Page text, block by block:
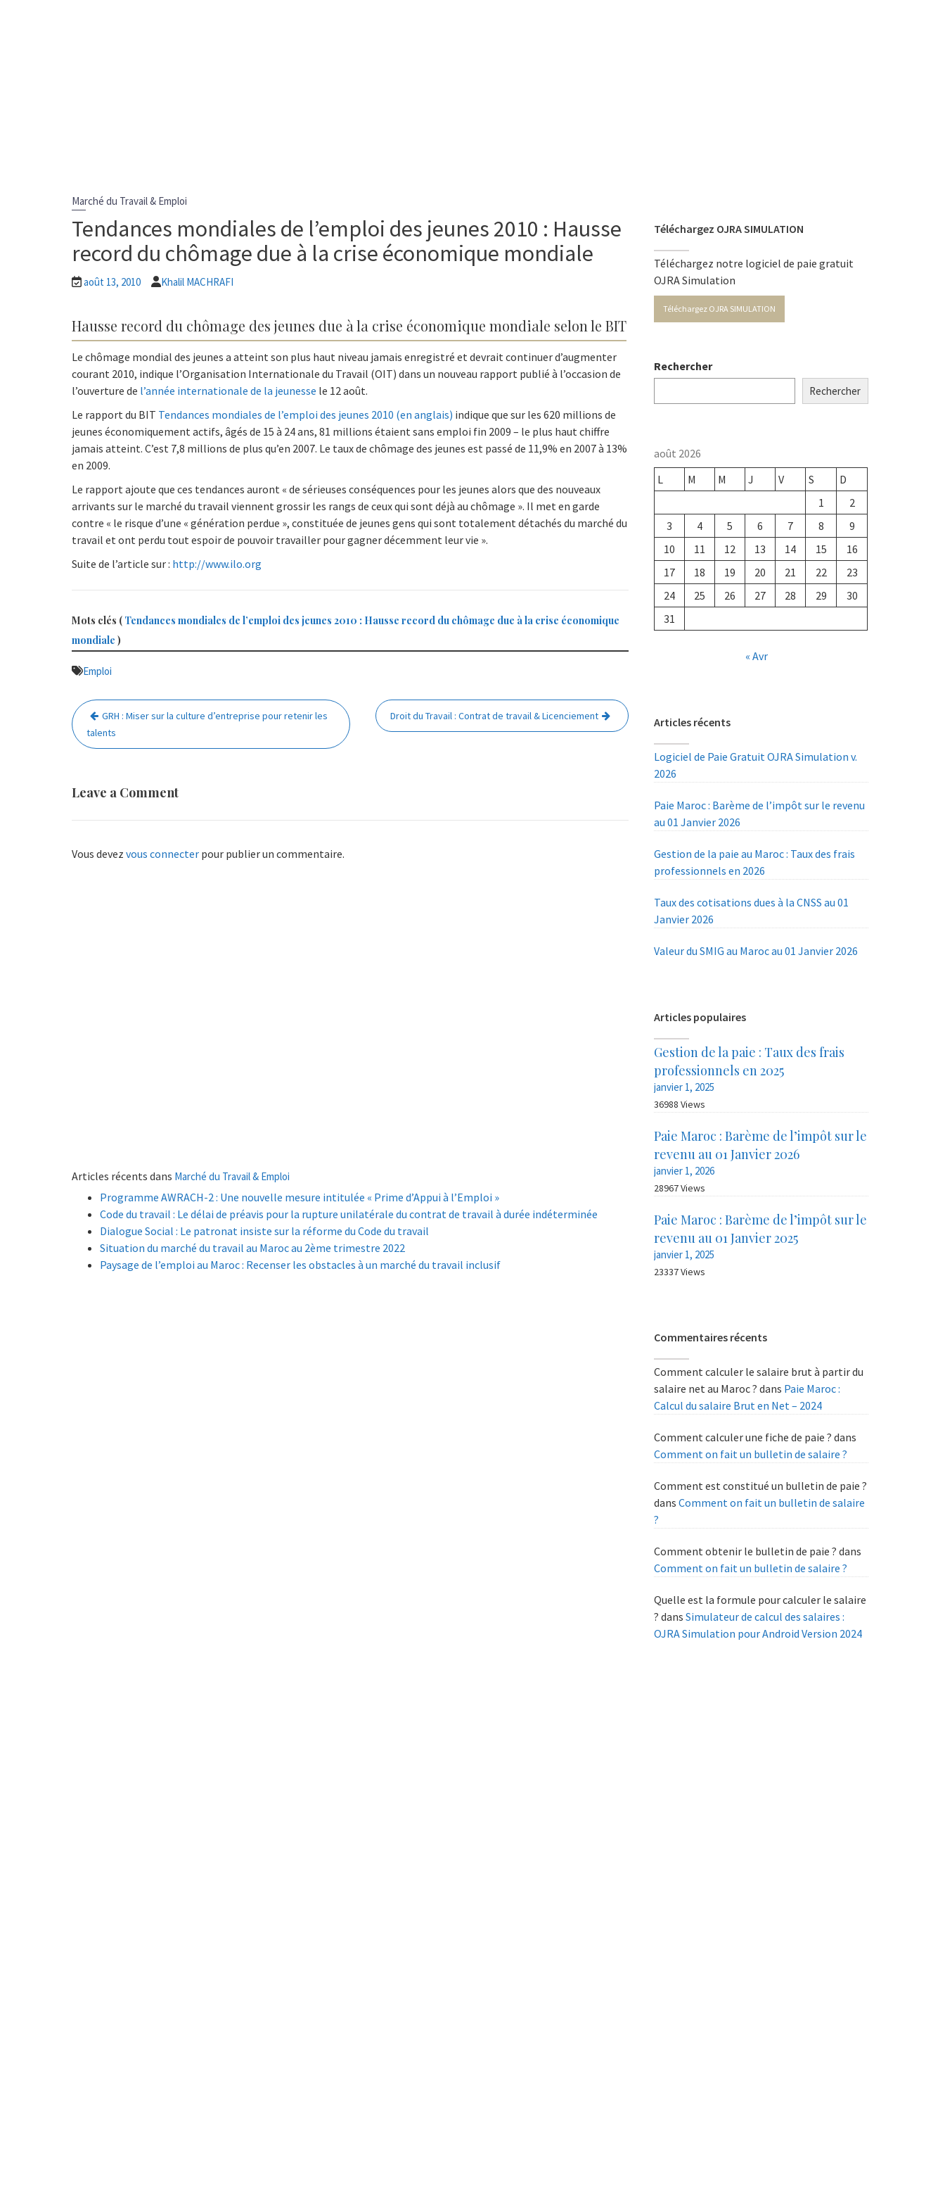
Marché du Travail & Emploi
Tendances mondiales de l’emploi des jeunes 2010 : Hausse
record du chômage due à la crise économique mondiale
août 13, 2010 Khalil MACHRAFI
Hausse record du chômage des jeunes due à la crise économique mondiale selon le BIT
Le chômage mondial des jeunes a atteint son plus haut niveau jamais enregistré et devrait continuer d’augmenter
courant 2010, indique l’Organisation Internationale du Travail (OIT) dans un nouveau rapport publié à l’occasion de
l’ouverture de l’année internationale de la jeunesse le 12 août.
Le rapport du BIT Tendances mondiales de l’emploi des jeunes 2010 (en anglais) indique que sur les 620 millions de
jeunes économiquement actifs, âgés de 15 à 24 ans, 81 millions étaient sans emploi fin 2009 – le plus haut chiffre
jamais atteint. C’est 7,8 millions de plus qu’en 2007. Le taux de chômage des jeunes est passé de 11,9% en 2007 à 13%
en 2009.
Le rapport ajoute que ces tendances auront « de sérieuses conséquences pour les jeunes alors que des nouveaux
arrivants sur le marché du travail viennent grossir les rangs de ceux qui sont déjà au chômage ». Il met en garde
contre « le risque d’une « génération perdue », constituée de jeunes gens qui sont totalement détachés du marché du
travail et ont perdu tout espoir de pouvoir travailler pour gagner décemment leur vie ».
Suite de l’article sur : http://www.ilo.org
Mots clés ( Tendances mondiales de l’emploi des jeunes 2010 : Hausse record du chômage due à la crise économique
mondiale )
Emploi
Navigation
de
l’article
GRH : Miser sur la culture d’entreprise pour retenir les
talents
Droit du Travail : Contrat de travail & Licenciement
Leave a Comment
Vous devez vous connecter pour publier un commentaire.
Articles récents dans Marché du Travail & Emploi
Programme AWRACH-2 : Une nouvelle mesure intitulée « Prime d’Appui à l’Emploi »
Code du travail : Le délai de préavis pour la rupture unilatérale du contrat de travail à durée indéterminée
Dialogue Social : Le patronat insiste sur la réforme du Code du travail
Situation du marché du travail au Maroc au 2ème trimestre 2022
Paysage de l’emploi au Maroc : Recenser les obstacles à un marché du travail inclusif
Téléchargez OJRA SIMULATION
Téléchargez notre logiciel de paie gratuit
OJRA Simulation
Téléchargez OJRA SIMULATION
Rechercher
Rechercher
août 2026
L
M M J V S
D
1
2
3
4 5 6 7 8
9
10
11 12 13 14 15
16
17
18 19 20 21 22
23
24
25 26 27 28 29
30
31
« Avr
Articles récents
Logiciel de Paie Gratuit OJRA Simulation v.
2026
Paie Maroc : Barème de l’impôt sur le revenu
au 01 Janvier 2026
Gestion de la paie au Maroc : Taux des frais
professionnels en 2026
Taux des cotisations dues à la CNSS au 01
Janvier 2026
Valeur du SMIG au Maroc au 01 Janvier 2026
Articles populaires
Gestion de la paie : Taux des frais
professionnels en 2025
janvier 1, 2025
36988 Views
Paie Maroc : Barème de l’impôt sur le
revenu au 01 Janvier 2026
janvier 1, 2026
28967 Views
Paie Maroc : Barème de l’impôt sur le
revenu au 01 Janvier 2025
janvier 1, 2025
23337 Views
Commentaires récents
Comment calculer le salaire brut à partir du
salaire net au Maroc ? dans Paie Maroc :
Calcul du salaire Brut en Net – 2024
Comment calculer une fiche de paie ? dans
Comment on fait un bulletin de salaire ?
Comment est constitué un bulletin de paie ?
dansComment on fait un bulletin de salaire
?
Comment obtenir le bulletin de paie ? dans
Comment on fait un bulletin de salaire ?
Quelle est la formule pour calculer le salaire
? dansSimulateur de calcul des salaires :
OJRA Simulation pour Android Version 2024